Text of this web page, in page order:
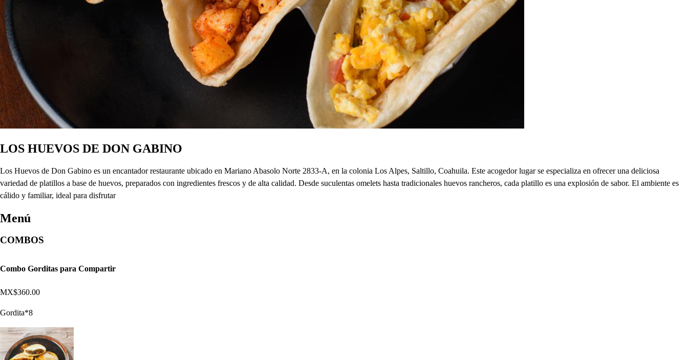
LOS HUEVOS DE DON GABINO
Los Huevos de Don Gabino es un encantador restaurante ubicado en Mariano Abasolo Norte 2833-A, en la colonia Los Alpes, Saltillo, Coahuila. Este acogedor lugar se especializa en ofrecer una deliciosa
variedad de platillos a base de huevos, preparados con ingredientes frescos y de alta calidad. Desde suculentas omelets hasta tradicionales huevos rancheros, cada platillo es una explosión de sabor. El ambiente es
cálido y familiar, ideal para disfrutar
Menú
COMBOS
Combo Gorditas para Compartir
MX$360.00
Gordita*8